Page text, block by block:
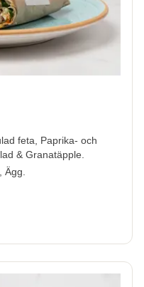
feta, Paprika- och
& Granatäpple.
Ägg.